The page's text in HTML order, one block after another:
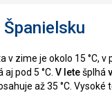
v zime je okolo 15 °C, v
pod 5 °C. V letešplhá
až 35 °C. Vysoké